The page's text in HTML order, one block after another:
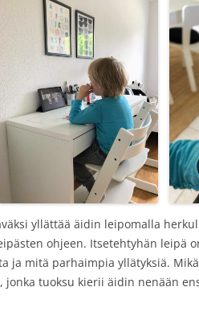
yllättää äidin leipomalla
ohjeen. Itsetehtyhän leipä
ja mitä parhaimpia yllätyksiä.
tuoksu kierii äidin nenään